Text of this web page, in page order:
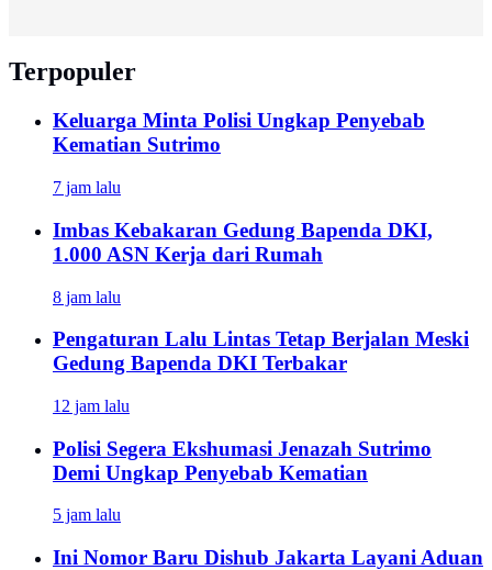
Terpopuler
Keluarga Minta Polisi Ungkap Penyebab
Kematian Sutrimo
7 jam lalu
Imbas Kebakaran Gedung Bapenda DKI,
1.000 ASN Kerja dari Rumah
8 jam lalu
Pengaturan Lalu Lintas Tetap Berjalan Meski
Gedung Bapenda DKI Terbakar
12 jam lalu
Polisi Segera Ekshumasi Jenazah Sutrimo
Demi Ungkap Penyebab Kematian
5 jam lalu
Ini Nomor Baru Dishub Jakarta Layani Aduan